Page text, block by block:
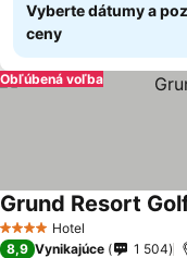
Vyberte dátumy a
ceny
Obľúbená voľba
4 Počet hviezdičiek
Hotel
Grund Resort
8,9 Vynikajúce 1 504